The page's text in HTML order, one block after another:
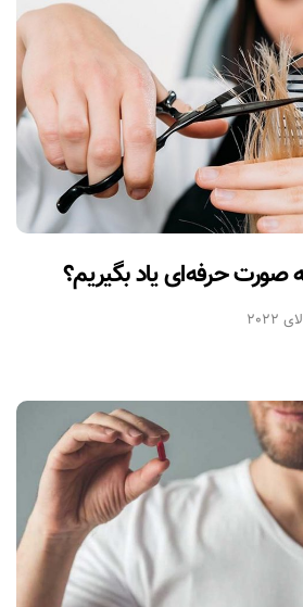
صورت حرفه‌ای یاد بگیریم؟